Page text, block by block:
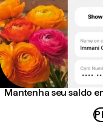
Mantenha seu saldo